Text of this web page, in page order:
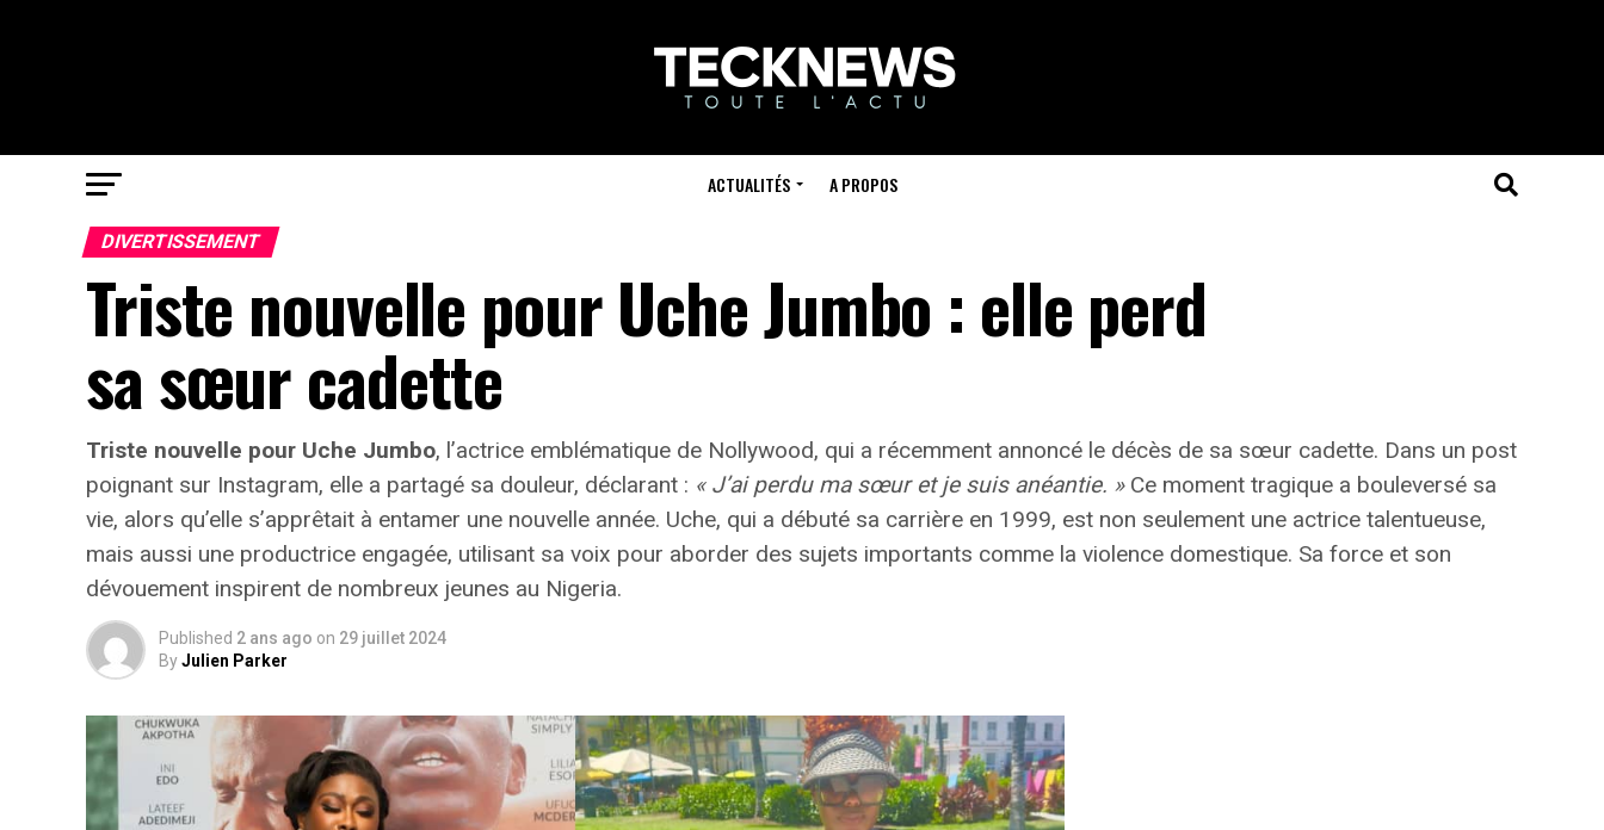
ACTUALITÉS A PROPOS
DIVERTISSEMENT
Triste nouvelle pour Uche Jumbo : elle perd
sa sœur cadette
Triste nouvelle pour Uche Jumbo, l’actrice emblématique de Nollywood, qui a récemment annoncé le décès de sa sœur cadette. Dans un post
poignant sur Instagram, elle a partagé sa douleur, déclarant : « J’ai perdu ma sœur et je suis anéantie. »Ce moment tragique a bouleversé sa
vie, alors qu’elle s’apprêtait à entamer une nouvelle année. Uche, qui a débuté sa carrière en 1999, est non seulement une actrice talentueuse,
mais aussi une productrice engagée, utilisant sa voix pour aborder des sujets importants comme la violence domestique. Sa force et son
dévouement inspirent de nombreux jeunes au Nigeria.
Published 2 ans ago on 29 juillet 2024
ByJulien Parker